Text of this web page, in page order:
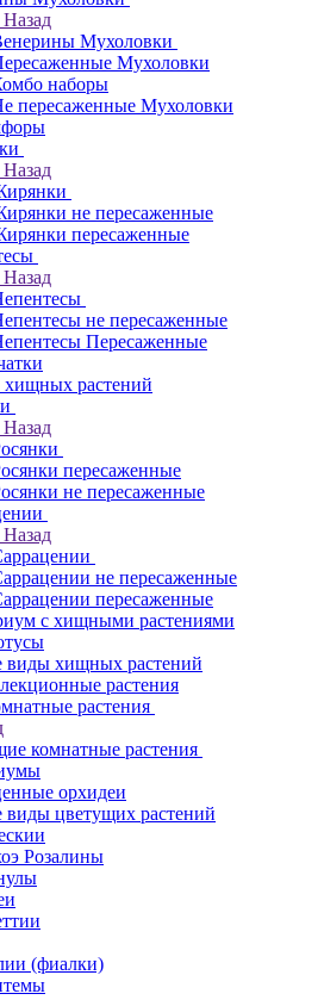
Назад
Мухоловки
Мухоловки
наборы
пересаженные Мухоловки
Назад
не пересаженные
пересаженные
Назад
не пересаженные
Пересаженные
хищных растений
Назад
пересаженные
не пересаженные
Назад
не пересаженные
пересаженные
с хищными растениями
виды хищных растений
растения
растения
комнатные растения
орхидеи
виды цветущих растений
Розалины
(фиалки)